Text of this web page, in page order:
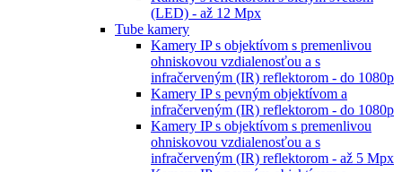
(LED) - až 12 Mpx
Tube kamery
Kamery IP s objektívom s premenlivou
ohniskovou vzdialenosťou a s
infračerveným (IR) reflektorom - do 1080p
Kamery IP s pevným objektívom a
infračerveným (IR) reflektorom - do 1080p
Kamery IP s objektívom s premenlivou
ohniskovou vzdialenosťou a s
infračerveným (IR) reflektorom - až 5 Mpx